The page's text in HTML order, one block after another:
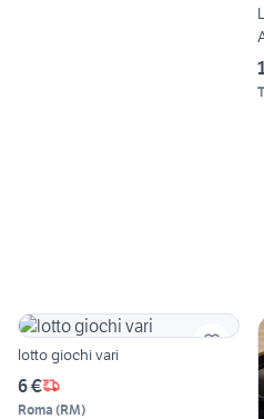
lotto giochi vari
6 €
Roma (RM)